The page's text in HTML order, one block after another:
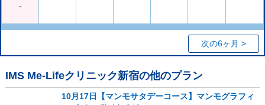
-
次の6ヶ月 >
IMS Me-Lifeクリニック新宿の他のプラン
10月17日【マンモサタデーコース】マンモグラフィ